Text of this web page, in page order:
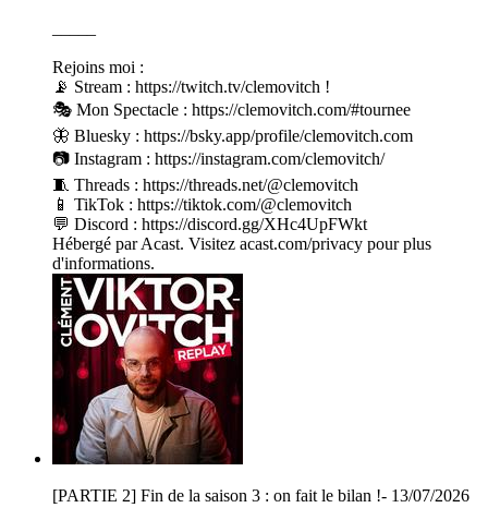
Rejoins moi :
📡 Stream : https://twitch.tv/clemovitch !
🎭 Mon Spectacle : https://clemovitch.com/#tournee
🦋 Bluesky : https://bsky.app/profile/clemovitch.com
📷 Instagram : https://instagram.com/clemovitch/
🧵 Threads : https://threads.net/@clemovitch
📱 TikTok : https://tiktok.com/@clemovitch
💬 Discord : https://discord.gg/XHc4UpFWkt
Hébergé par Acast. Visitez acast.com/privacy pour plus
d'informations.
[PARTIE 2] Fin de la saison 3 : on fait le bilan !- 13/07/2026